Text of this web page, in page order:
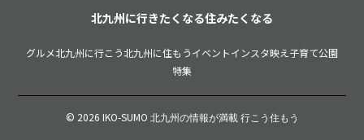
北九州に行きたくなる住みたくなる
グルメ北九州に行こう北九州に住もうイベントインスタ映え 子育て公園
特集
© 2026 IKO-SUMO 北九州の情報が満載 行こう住もう